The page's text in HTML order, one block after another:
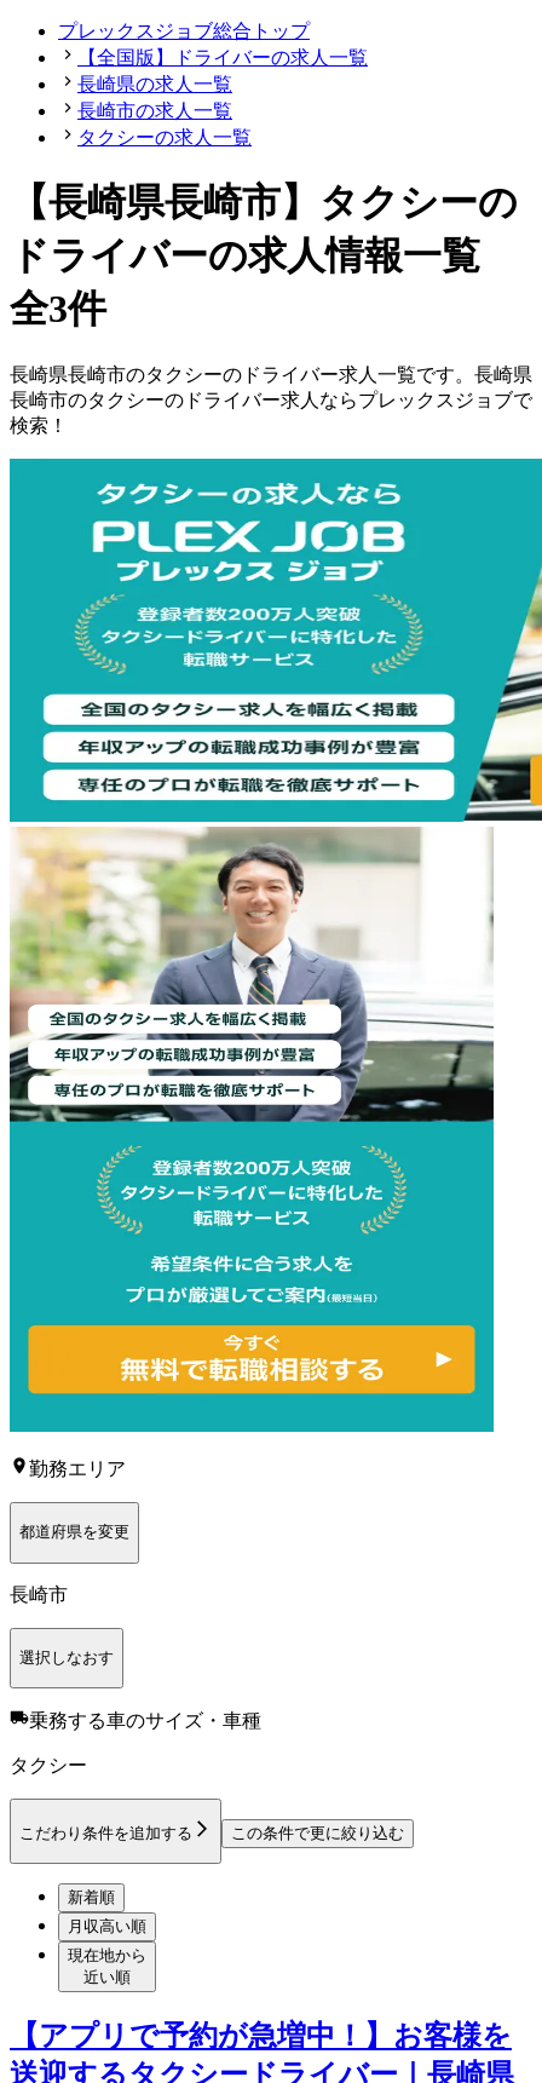
プレックスジョブ総合トップ
【全国版】ドライバーの求人一覧
長崎県の求人一覧
長崎市の求人一覧
タクシーの求人一覧
【長崎県長崎市】タクシーの
ドライバーの求人情報一覧
全3件
長崎県長崎市のタクシーの ドライバー求人一覧です。 長崎県
長崎市のタクシーの ドライバー求人ならプレックスジョブで
検索！
勤務エリア
都道府県を変更
長崎市
選択しなおす
乗務する車のサイズ・車種
タクシー
こだわり条件を追加する この条件で更に絞り込む
新着順
月収高い順
現在地から
近い順
【アプリで予約が急増中！】お客様を
送迎するタクシードライバー｜長崎県